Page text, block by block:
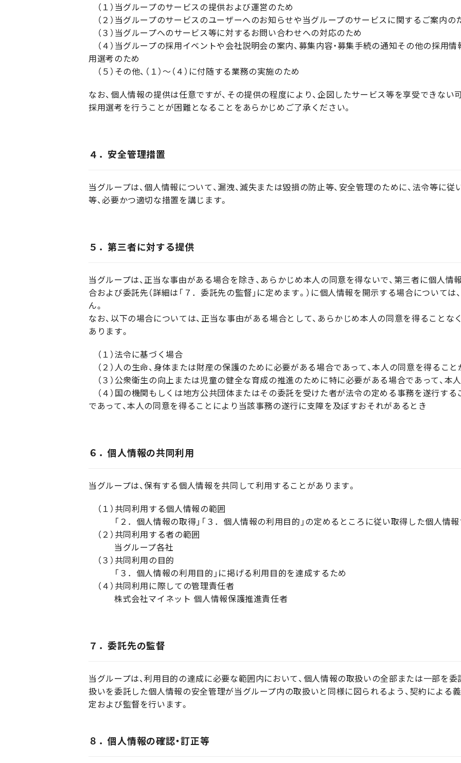
（１）当グループのサービスの提供および運営のため
（２）当グループのサービスのユーザーへのお知らせや当グループのサービスに関するご案内の
（３）当グループへのサービス等に対するお問い合わせへの対応のため
（４）当グループの採用イベントや会社説明会の案内、募集内容・募集手続の通知その他の採用
用選考のため
（５）その他、（１）～（４）に付随する業務の実施のため
なお、個人情報の提供は任意ですが、その提供の程度により、企図したサービス等を享受できない
採用選考を行うことが困難となることをあらかじめご了承ください。
４．安全管理措置
当グループは、個人情報について、漏洩、滅失または毀損の防止等、安全管理のために、法令等に従
等、必要かつ適切な措置を講じます。
５．第三者に対する提供
当グループは、正当な事由がある場合を除き、あらかじめ本人の同意を得ないで、第三者に個人情
合および委託先（詳細は「７．委託先の監督」に定めます。）に個人情報を開示する場合について
ん。
なお、以下の場合については、正当な事由がある場合として、あらかじめ本人の同意を得ること
あります。
（１）法令に基づく場合
（２）人の生命、身体または財産の保護のために必要がある場合であって、本人の同意を得るこ
（３）公衆衛生の向上または児童の健全な育成の推進のために特に必要がある場合であって、
（４）国の機関もしくは地方公共団体またはその委託を受けた者が法令の定める事務を遂行す
であって、本人の同意を得ることにより当該事務の遂行に支障を及ぼすおそれがあるとき
６．個人情報の共同利用
当グループは、保有する個人情報を共同して利用することがあります。
（１）共同利用する個人情報の範囲
「２．個人情報の取得」「３．個人情報の利用目的」の定めるところに従い取得した個人情報
（２）共同利用する者の範囲
当グループ各社
（３）共同利用の目的
「３．個人情報の利用目的」に掲げる利用目的を達成するため
（４）共同利用に際しての管理責任者
株式会社マイネット 個人情報保護推進責任者
７．委託先の監督
当グループは、利用目的の達成に必要な範囲内において、個人情報の取扱いの全部または一部を
扱いを委託した個人情報の安全管理が当グループ内の取扱いと同様に図られるよう、契約による
定および監督を行います。
８．個人情報の確認・訂正等